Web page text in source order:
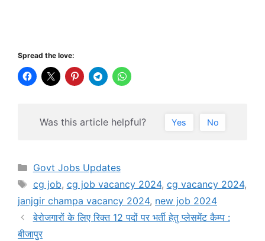
Spread the love:
Was this article helpful? Yes No
Categories
Govt Jobs Updates
Tags
cg job, cg job vacancy 2024, cg vacancy 2024,
janjgir champa vacancy 2024, new job 2024
बेरोजगारों के लिए रिक्त 12 पदों पर भर्ती हेतु प्लेसमेंट कैम्प :
बीजापुर